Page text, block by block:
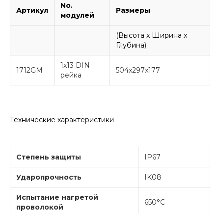
Артикул
No.
модулей
Размеры
(Высота x Ширина x
Глубина)
1712GM
1x13 DIN
рейка
504x297x177
Технические характеристики
Степень защиты IP67
Ударопрочность IK08
Испытание нагретой
проволокой
650°C